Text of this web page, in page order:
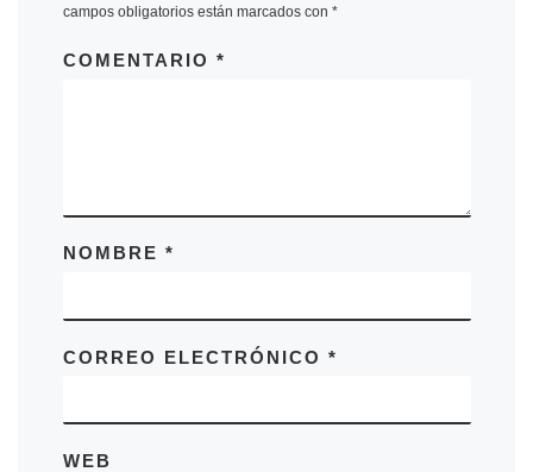
campos obligatorios están marcados con *
COMENTARIO *
NOMBRE *
CORREO ELECTRÓNICO *
WEB